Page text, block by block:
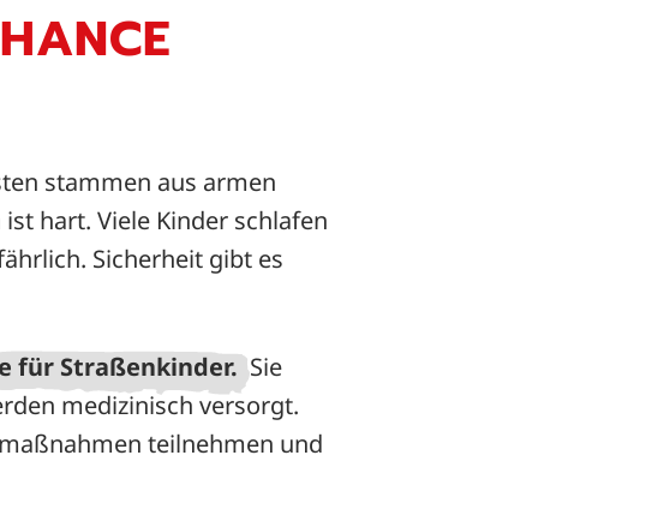
G
stammen aus armen
hart. Viele Kinder schlafen
Sicherheit gibt es
für Straßenkinder. Sie
medizinisch versorgt.
teilnehmen und